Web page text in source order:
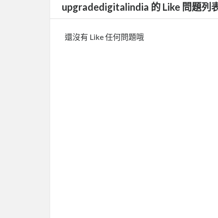
upgradedigitalindia 的 Like 問題列
還沒有 Like 任何問題哦